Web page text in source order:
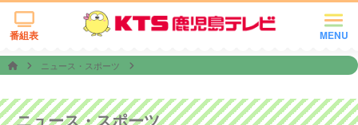
MENU
番組表
ニュース・スポーツ
ニュース・スポーツ